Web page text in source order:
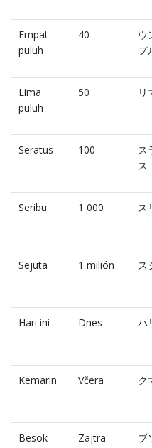
Empat
puluh
40
ウ
プ
Lima
puluh
50 リ
Seratus 100
ス
ス
Seribu 1 000 ス
Sejuta 1 milión ス
Hari ini Dnes ハ
Kemarin Včera ク
Besok Zajtra ブ